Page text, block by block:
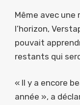
Même avec
l’horizon,
pouvait
restants qui
« Il y a encore
année », a